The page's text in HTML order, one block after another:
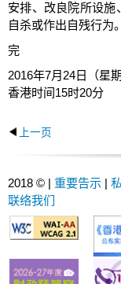
安排、改良院所设
自杀或作出自残行为
完
2016年7月24日（星期
香港时间15时20分
上一页
2018 © | 重要告示 |
联络我们